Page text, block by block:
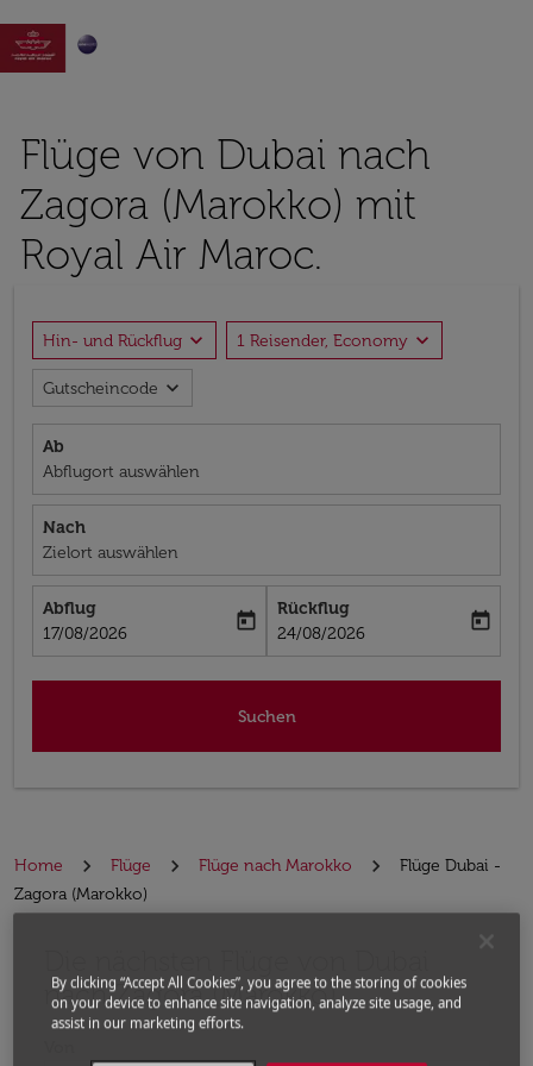

Flüge von Dubai nach
Zagora (Marokko) mit
Royal Air Maroc.
Hin- und Rückflug expand_more 1 Reisender, Economy expand_more
Gutscheincode expand_more
Ab
Abflugort auswählen
Nach
Zielort auswählen
Abflug
fc-booking-departure-date-aria-label
17/08/2026
today
Rückflug
fc-booking-return-date-aria-label
24/08/2026
today
Suchen
Home Flüge Flüge nach Marokko
Flüge Dubai -
Zagora (Marokko)
nach Zagora (Marokko)
By clicking “Accept All Cookies”, you agree to the storing of cookies
on your device to enhance site navigation, analyze site usage, and
assist in our marketing efforts.